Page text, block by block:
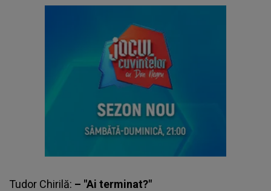
Tudor Chirilă: – "Ai terminat?"